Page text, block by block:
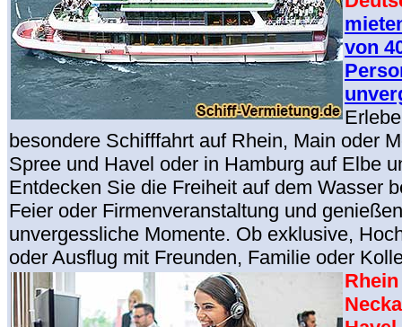
von
besondere Schifffahrt auf Rhein, Main oder
Spree und Havel oder in Hamburg auf Elbe
Entdecken Sie die Freiheit auf dem Wasser
Feier oder Firmenveranstaltung und
unvergessliche Momente. Ob exklusive,
oder Ausflug mit Freunden, Familie oder